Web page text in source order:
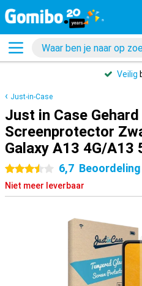
Veilig
Just-in-Case
Just in Case
Screenprotector
Galaxy A13 4G/A13
3.5 sterren
6,7 Beoordeling
Niet meer leverbaar